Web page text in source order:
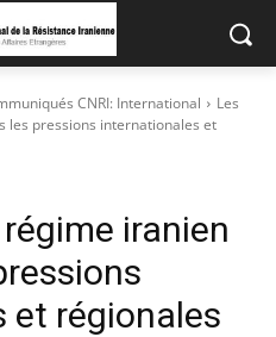
CNRI: International
Les
les pressions internationales et
iranien
et régionales